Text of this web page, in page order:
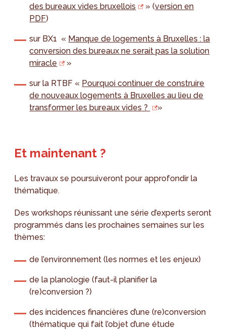
des bureaux vides bruxellois
» (version en
PDF)
sur BX1 « Manque de logements à Bruxelles : la
conversion des bureaux ne serait pas la solution
miracle
»
sur la RTBF « Pourquoi continuer de construire
de nouveaux logements à Bruxelles au lieu de
transformer les bureaux vides ?
»
Et maintenant ?
Les travaux se poursuiveront pour approfondir la
thématique.
Des workshops réunissant une série d’experts seront
programmés dans les prochaines semaines sur les
thèmes:
de l’environnement (les normes et les enjeux)
de la planologie (faut-il planifier la
(re)conversion ?)
des incidences financières d’une (re)conversion
(thématique qui fait l’objet d’une étude